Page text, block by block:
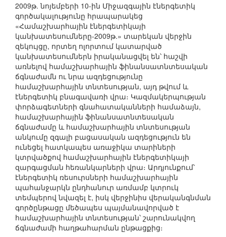
2009թ. նոյեմբերի 10-ին Միջազգային էներգետիկ
գործակալությունը հրապարակեց
«Համաշխարհային էներգետիկայի
կանխատեսումները-2009թ.» տարեկան վերջին
զեկույցը, որտեղ ոլորտում կատարված
կանխատեսումներն իրականացվել են՝ հաշվի
առնելով համաշխարհային ֆինանսատնտեսական
ճգնաժամն ու նրա ազդեցությունը
համաշխարհային տնտեսության, այդ թվում և
էներգետիկ բնագավառի վրա։ Կազմակերպության
փորձագետների գնահատականների համաձայն,
համաշխարհային ֆինանսատնտեսական
ճգնաժամը և համաշխարհային տնտեսության
անկումը զգալի բացասական ազդեցություն են
ունեցել հատկապես առաջիկա տարիների
կտրվածքով համաշխարհային էներգետիկայի
զարգացման հեռանկարների վրա։ Արդյունքում՝
էներգետիկ ռեսուրսների համաշխարհային
պահանջարկն ընդհանուր առմամբ կտրուկ
տեմպերով նվազել է, իսկ վերջինիս վերականգնման
գործընթացը մեծապես պայմանավորված է
համաշխարհային տնտեսության՝ շարունակվող
ճգնաժամի հաղթահարման ընթացքից։